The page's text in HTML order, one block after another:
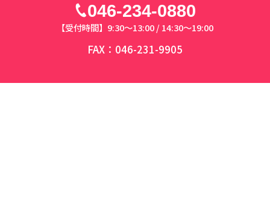
046-234-0880
【受付時間】9:30～13:00 / 14:30～19:00
FAX：046-231-9905